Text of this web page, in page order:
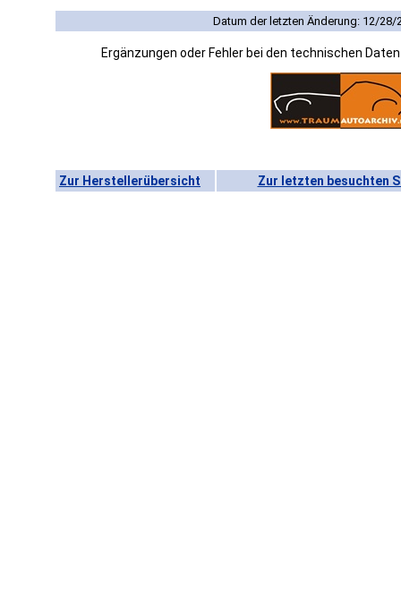
Datum der letzten Änderung: 12/28/
Ergänzungen oder Fehler bei den technischen
Zur Herstellerübersicht Zur letzten besuchten